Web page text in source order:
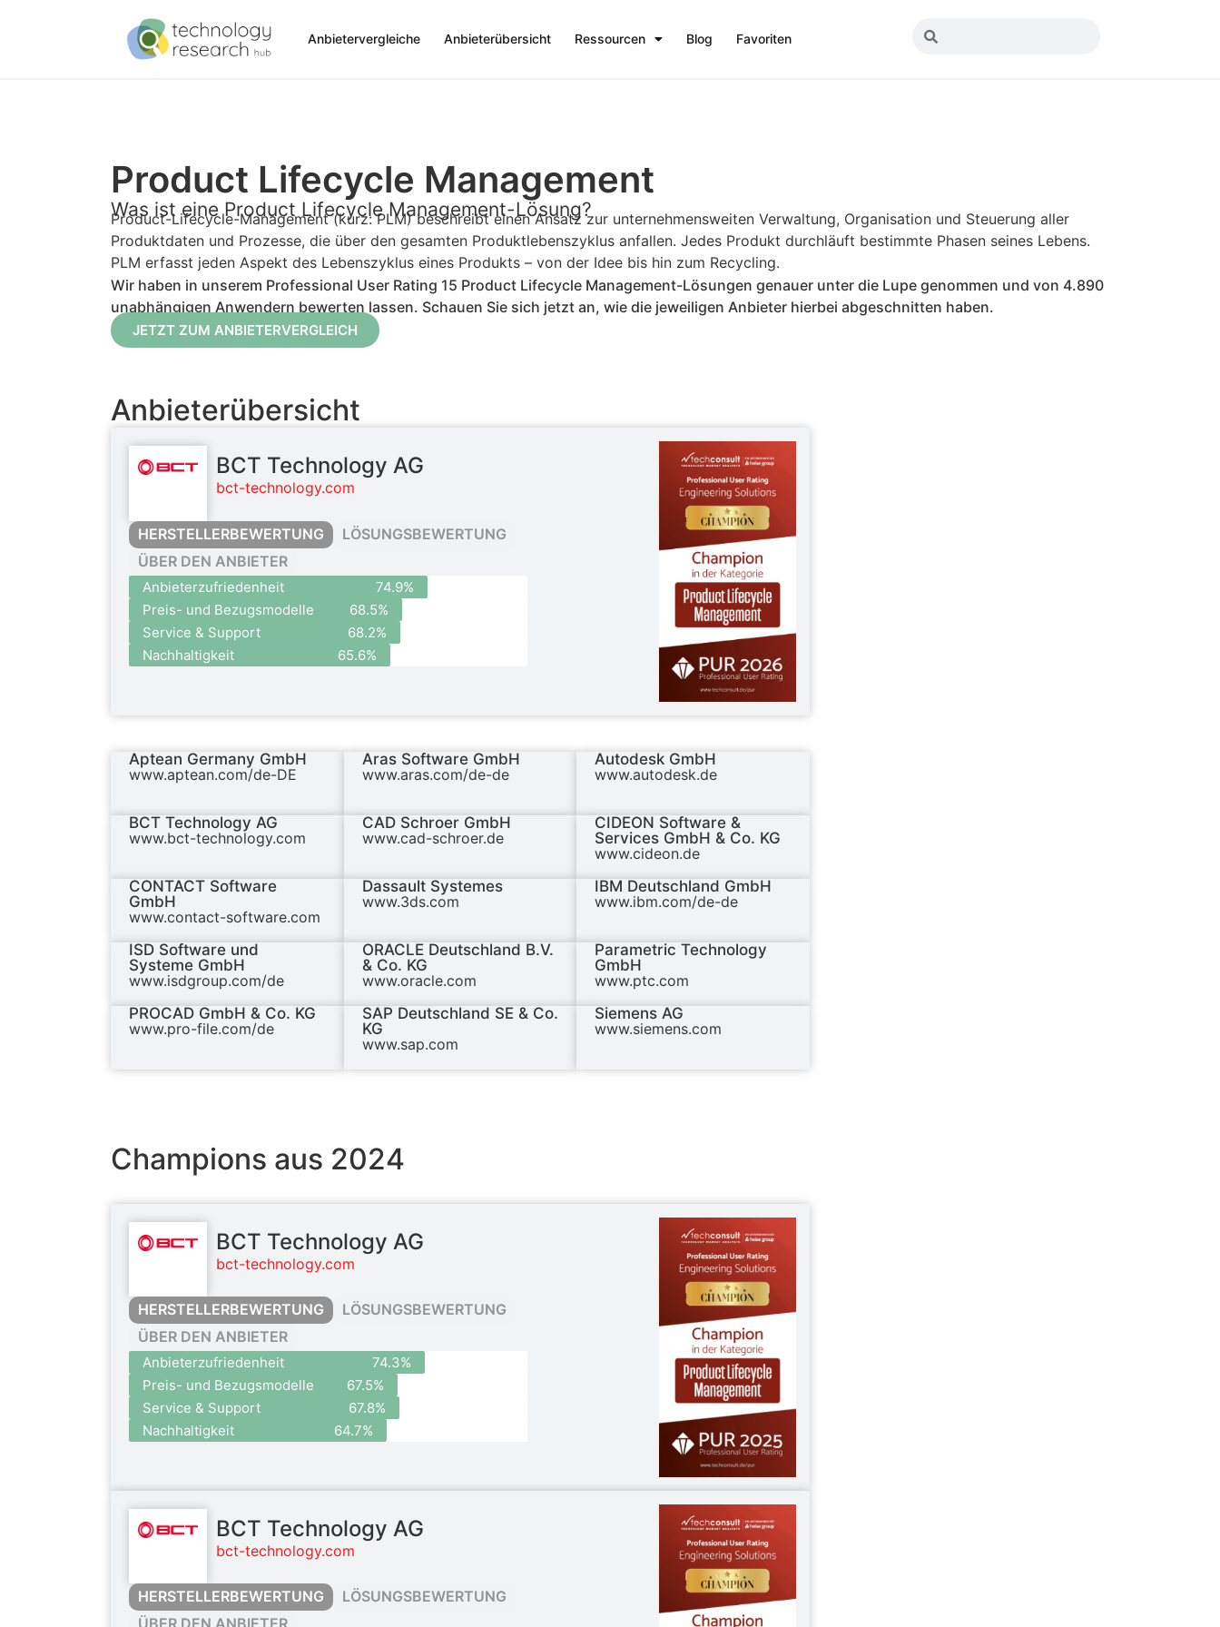
Anbietervergleiche Anbieterübersicht Ressourcen Blog Favoriten
Product Lifecycle Management
Was ist eine Product Lifecycle Management-Lösung?
Product-Lifecycle-Management (kurz: PLM) beschreibt einen Ansatz zur unternehmensweiten Verwaltung, Organisation und Steuerung aller
Produktdaten und Prozesse, die über den gesamten Produktlebenszyklus anfallen. Jedes Produkt durchläuft bestimmte Phasen seines Lebens.
PLM erfasst jeden Aspekt des Lebenszyklus eines Produkts – von der Idee bis hin zum Recycling.
Wir haben in unserem Professional User Rating 15 Product Lifecycle Management-Lösungen genauer unter die Lupe genommen und von 4.890
unabhängigen Anwendern bewerten lassen. Schauen Sie sich jetzt an, wie die jeweiligen Anbieter hierbei abgeschnitten haben.
JETZT ZUM ANBIETERVERGLEICH
Anbieterübersicht
BCT Technology AG
bct-technology.com
HERSTELLERBEWERTUNG
LÖSUNGSBEWERTUNG
ÜBER DEN ANBIETER
Anbieterzufriedenheit
74.9%
Preis- und Bezugsmodelle
68.5%
Service & Support
68.2%
Nachhaltigkeit
65.6%
Aptean Germany GmbH
www.aptean.com/de-DE
Aras Software GmbH
www.aras.com/de-de
Autodesk GmbH
www.autodesk.de
BCT Technology AG
www.bct-technology.com
CAD Schroer GmbH
www.cad-schroer.de
CIDEON Software &
Services GmbH & Co. KG
www.cideon.de
CONTACT Software
GmbH
www.contact-software.com
Dassault Systemes
www.3ds.com
IBM Deutschland GmbH
www.ibm.com/de-de
ISD Software und
Systeme GmbH
www.isdgroup.com/de
ORACLE Deutschland B.V.
& Co. KG
www.oracle.com
Parametric Technology
GmbH
www.ptc.com
PROCAD GmbH & Co. KG
www.pro-file.com/de
SAP Deutschland SE & Co.
KG
www.sap.com
Siemens AG
www.siemens.com
Champions aus 2024
BCT Technology AG
bct-technology.com
HERSTELLERBEWERTUNG
LÖSUNGSBEWERTUNG
ÜBER DEN ANBIETER
Anbieterzufriedenheit
74.3%
Preis- und Bezugsmodelle
67.5%
Service & Support
67.8%
Nachhaltigkeit
64.7%
BCT Technology AG
bct-technology.com
HERSTELLERBEWERTUNG
LÖSUNGSBEWERTUNG
ÜBER DEN ANBIETER